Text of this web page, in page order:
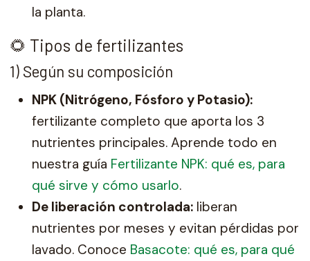
la planta.
🌻 Tipos de fertilizantes
1) Según su composición
NPK (Nitrógeno, Fósforo y Potasio):
fertilizante completo que aporta los 3
nutrientes principales. Aprende todo en
nuestra guía Fertilizante NPK: qué es, para
qué sirve y cómo usarlo.
De liberación controlada: liberan
nutrientes por meses y evitan pérdidas por
lavado. Conoce Basacote: qué es, para qué